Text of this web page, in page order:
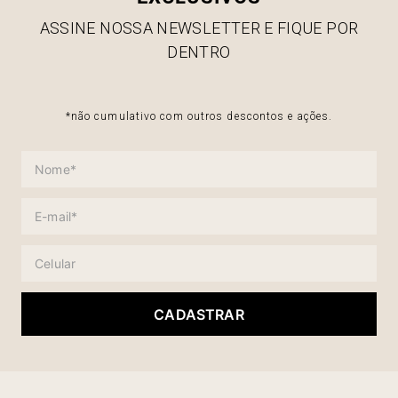
ASSINE NOSSA NEWSLETTER E FIQUE POR
DENTRO
*não cumulativo com outros descontos e ações.
CADASTRAR